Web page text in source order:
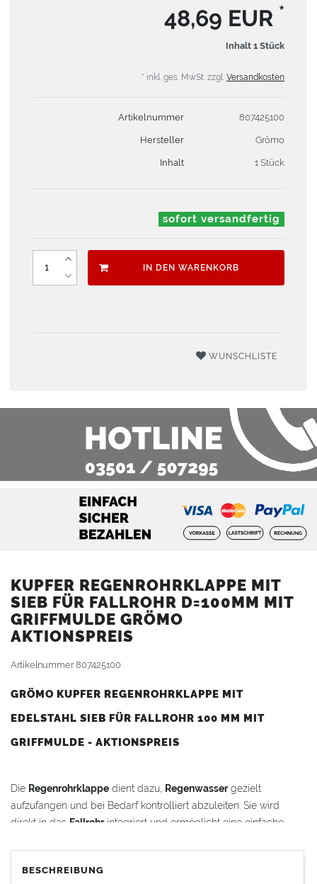
48,69 EUR *
Inhalt 1 Stück
* inkl. ges. MwSt. zzgl. Versandkosten
Artikelnummer 807425100
Hersteller Grömo
Inhalt 1 Stück
sofort versandfertig
IN DEN WARENKORB
WUNSCHLISTE
KUPFER REGENROHRKLAPPE MIT
SIEB FÜR FALLROHR D=100MM MIT
GRIFFMULDE GRÖMO
AKTIONSPREIS
Artikelnummer807425100
GRÖMO KUPFER REGENROHRKLAPPE MIT
EDELSTAHL SIEB FÜR FALLROHR 100 MM MIT
GRIFFMULDE - AKTIONSPREIS
Die Regenrohrklappe dient dazu, Regenwassergezielt
aufzufangen und bei Bedarf kontrolliert abzuleiten. Sie wird
direkt in das Fallrohrintegriert und ermöglicht eine einfache
Vorteile:
BESCHREIBUNG